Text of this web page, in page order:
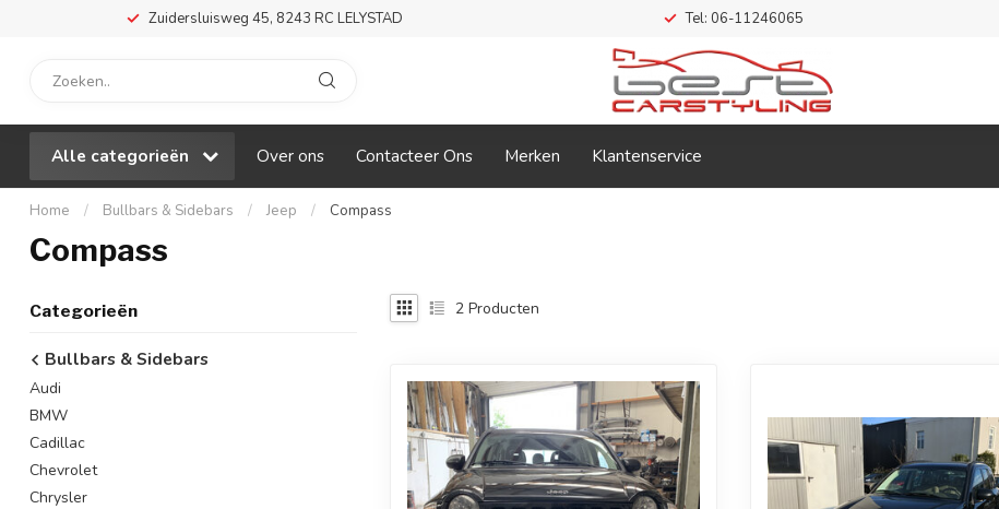
Zuidersluisweg 45, 8243 RC LELYSTAD Tel: 06-11246065
Alle categorieën Over ons Contacteer Ons Merken Klantenservice
Home / Bullbars & Sidebars / Jeep / Compass
Compass
Categorieën
Bullbars & Sidebars
Audi
BMW
Cadillac
Chevrolet
Chrysler
2 Producten